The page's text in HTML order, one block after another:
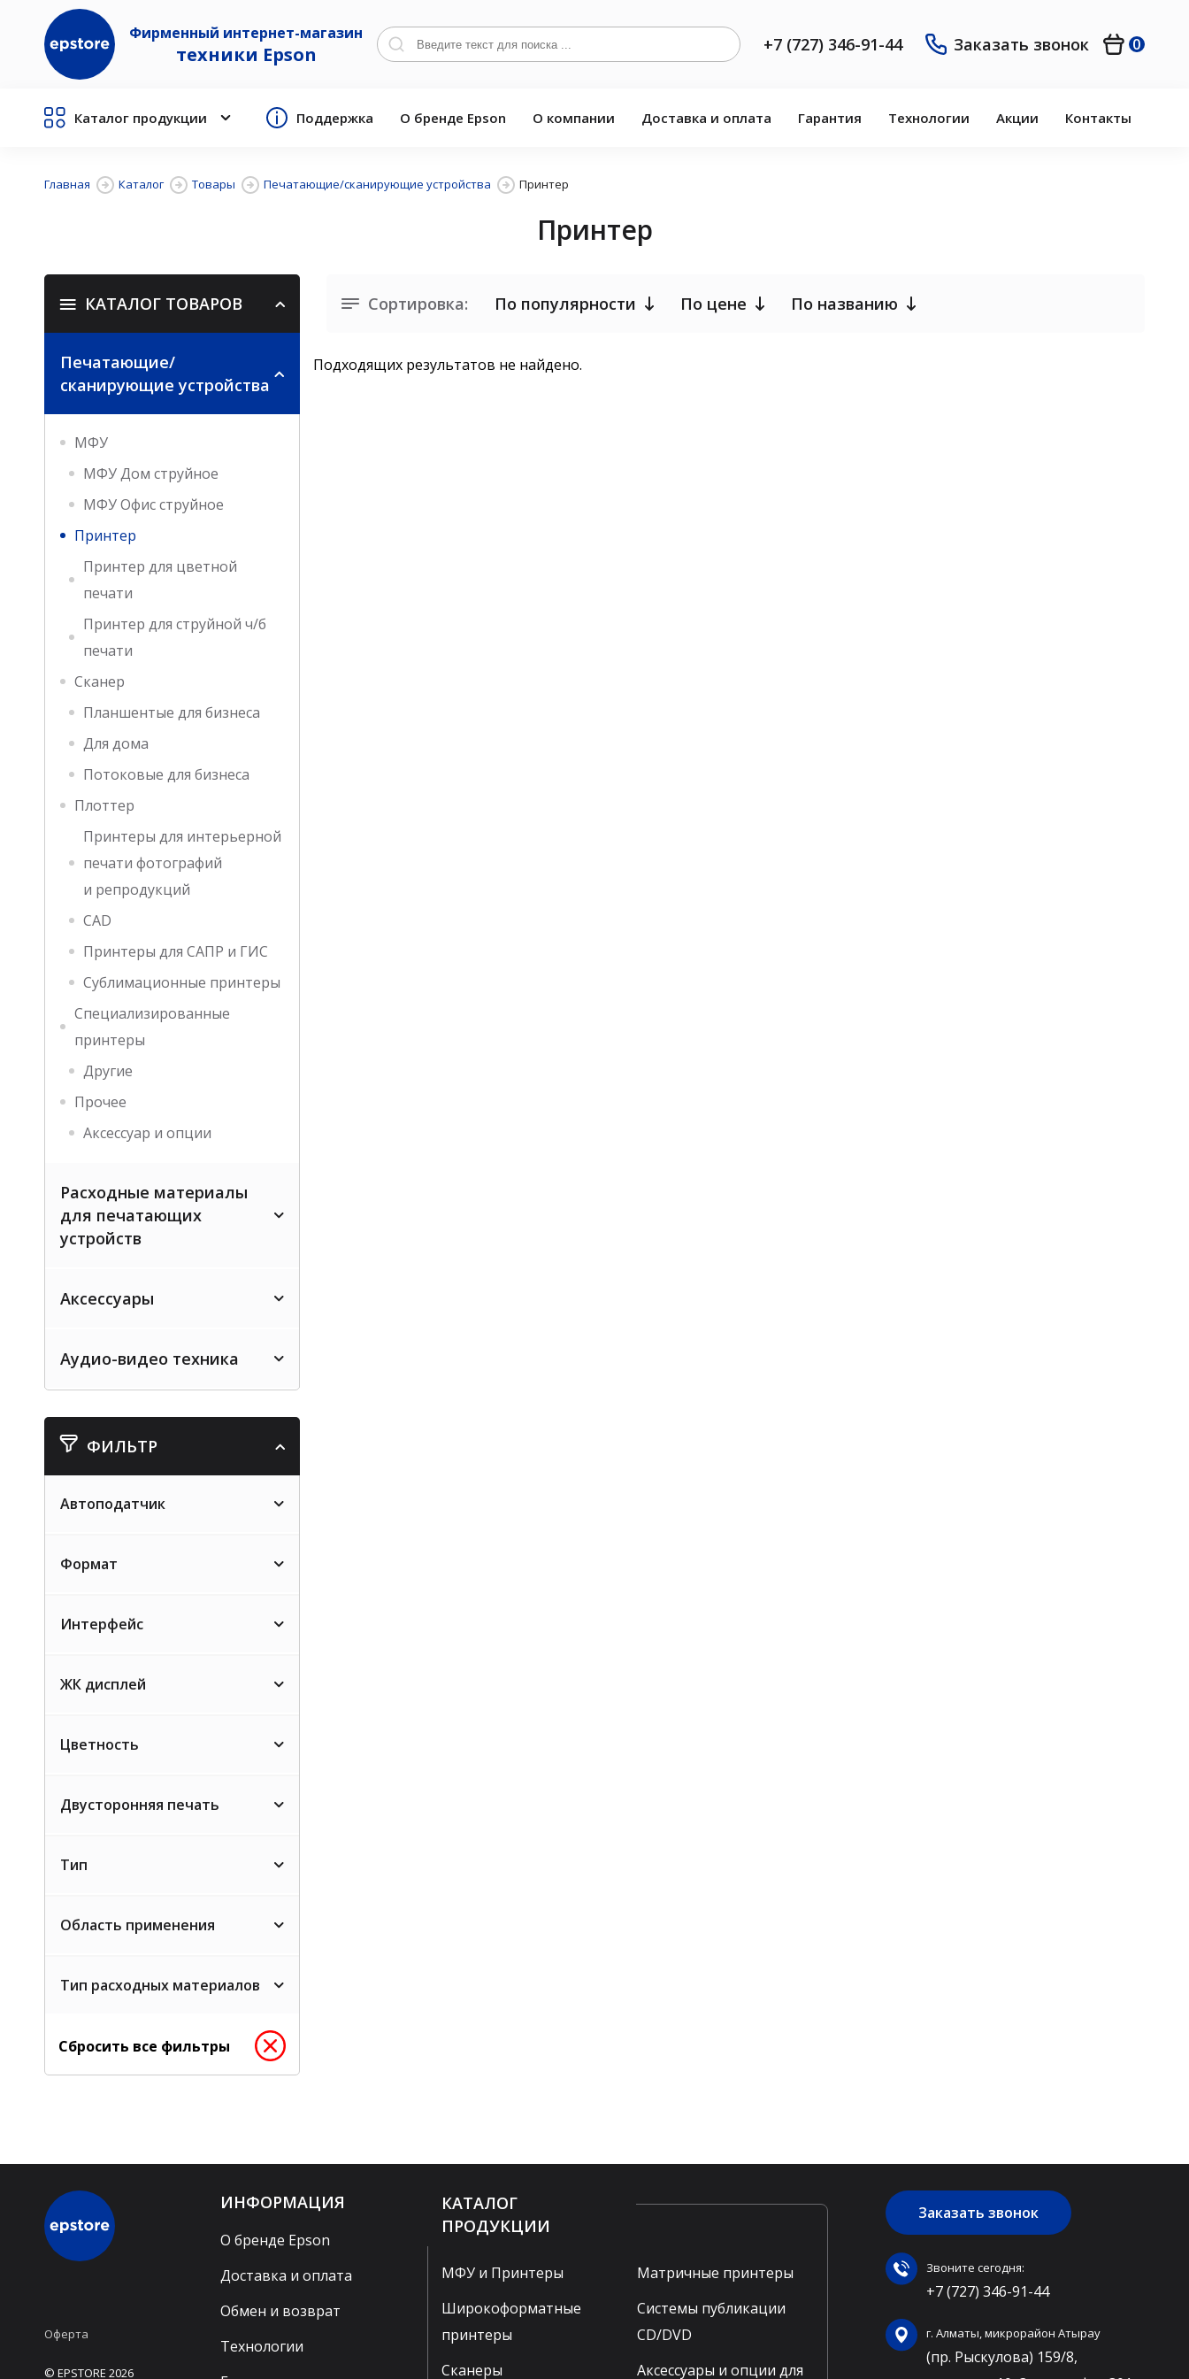
Фирменный интернет-магазин
техники Epson +7 (727) 346-91-44 Заказать звонок 0
Каталог продукции Поддержка О бренде Epson О компании Доставка и оплата Гарантия Технологии Акции Контакты
Главная Каталог Товары Печатающие/сканирующие устройства Принтер
Принтер
КАТАЛОГ ТОВАРОВ
Печатающие/
сканирующие устройства
МФУ
МФУ Дом струйное
МФУ Офис струйное
Принтер
Принтер для цветной
печати
Принтер для струйной ч/б
печати
Сканер
Планшентые для бизнеса
Для дома
Потоковые для бизнеса
Плоттер
Принтеры для интерьерной
печати фотографий
и репродукций
CAD
Принтеры для САПР и ГИС
Сублимационные принтеры
Специализированные
принтеры
Другие
Прочее
Аксессуар и опции
Расходные материалы
для печатающих
устройств
Аксессуары
Аудио-видео техника
ФИЛЬТР
Автоподатчик
Формат
Интерфейс
ЖК дисплей
Цветность
Двусторонняя печать
Тип
Область применения
Тип расходных материалов
Сбросить все фильтры
Сортировка: По популярности По цене По названию
Подходящих результатов не найдено.
Оферта
© EPSTORE 2026
ИНФОРМАЦИЯ
О бренде Epson
Доставка и оплата
Обмен и возврат
Технологии
КАТАЛОГ
ПРОДУКЦИИ
МФУ и Принтеры
Широкоформатные
принтеры
Сканеры
Матричные принтеры
Системы публикации
CD/DVD
Аксессуары и опции для
Заказать звонок
Звоните сегодня:
+7 (727) 346-91-44
г. Алматы, микрорайон Атырау
(пр. Рыскулова) 159/8,